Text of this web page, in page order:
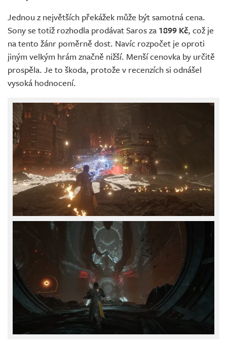
Jednou z největších překážek může být samotná cena.
Sony se totiž rozhodla prodávat Saros za 1899 Kč, což je
na tento žánr poměrně dost. Navíc rozpočet je oproti
jiným velkým hrám značně nižší. Menší cenovka by určitě
prospěla. Je to škoda, protože v recenzích si odnášel
vysoká hodnocení.